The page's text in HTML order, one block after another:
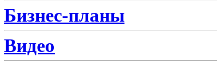
Бизнес-планы
Видео